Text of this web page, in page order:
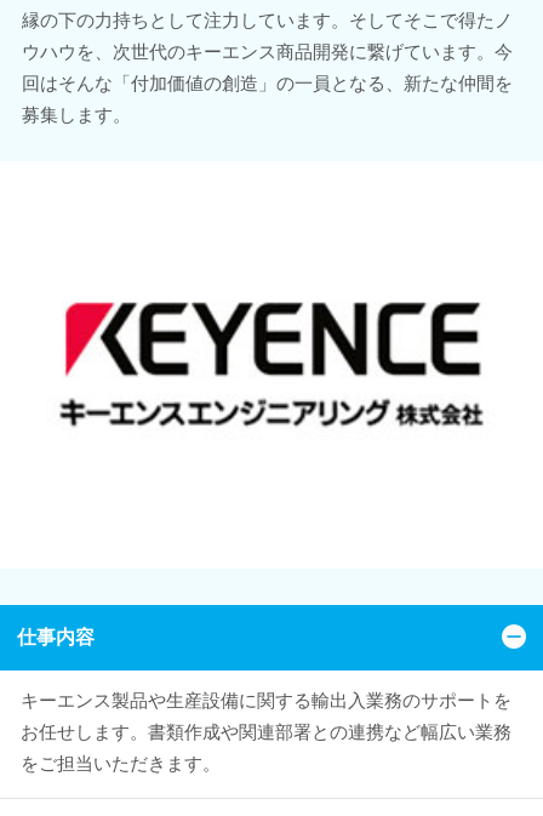
縁の下の力持ちとして注力しています。そしてそこで得たノ
ウハウを、次世代のキーエンス商品開発に繋げています。今
回はそんな「付加価値の創造」の一員となる、新たな仲間を
募集します。
仕事内容
キーエンス製品や生産設備に関する輸出入業務のサポートを
お任せします。書類作成や関連部署との連携など幅広い業務
をご担当いただきます。